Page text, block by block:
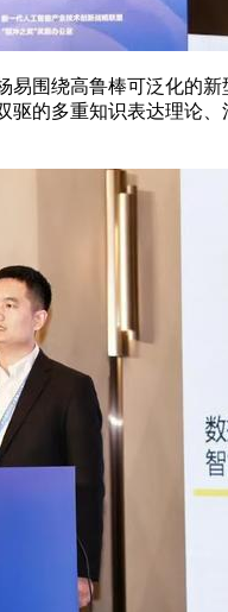
绕高鲁棒可泛化的新
的多重知识表达理论